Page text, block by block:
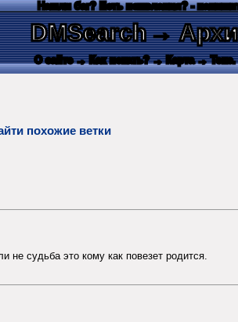
Нашли баг? Есть пожелания? -
DMSearch→
О сайте → Как искать? → Карта → Текс.
похожие ветки
не судьба это кому как повезет родится.